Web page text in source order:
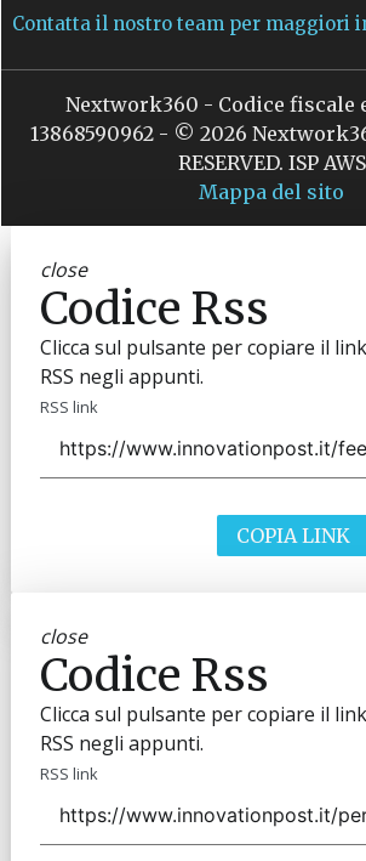
Contatta il nostro team per maggiori
Nextwork360 - Codice fiscale
13868590962 - © 2026
RESERVED. ISP AWS
Mappa del sito
close
Codice Rss
Clicca sul pulsante per copiare il link
RSS negli appunti.
RSS link
COPIA LINK
close
Codice Rss
Clicca sul pulsante per copiare il link
RSS negli appunti.
RSS link